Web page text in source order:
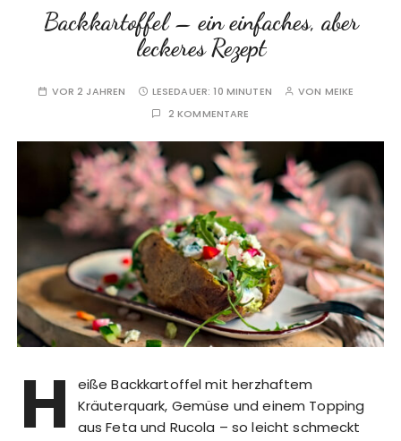
Backkartoffel – ein einfaches, aber
leckeres Rezept
VOR 2 JAHREN LESEDAUER:10 MINUTEN VON MEIKE
2 KOMMENTARE
H
eiße Backkartoffel mit herzhaftem
Kräuterquark, Gemüse und einem Topping
aus Feta und Rucola – so leicht schmeckt